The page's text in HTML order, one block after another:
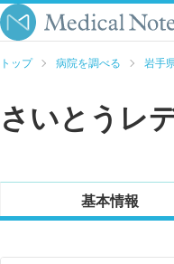
トップ 病院を調べる 岩手
さいとうレ
基本情報